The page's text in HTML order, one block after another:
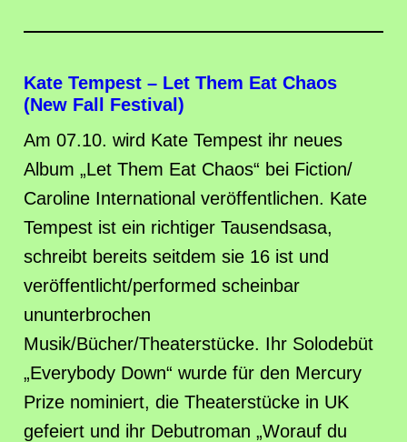
Kate Tempest – Let Them Eat Chaos
(New Fall Festival)
Am 07.10. wird Kate Tempest ihr neues
Album „Let Them Eat Chaos“ bei Fiction/
Caroline International veröffentlichen. Kate
Tempest ist ein richtiger Tausendsasa,
schreibt bereits seitdem sie 16 ist und
veröffentlicht/performed scheinbar
ununterbrochen
Musik/Bücher/Theaterstücke. Ihr Solodebüt
„Everybody Down“ wurde für den Mercury
Prize nominiert, die Theaterstücke in UK
gefeiert und ihr Debutroman „Worauf du